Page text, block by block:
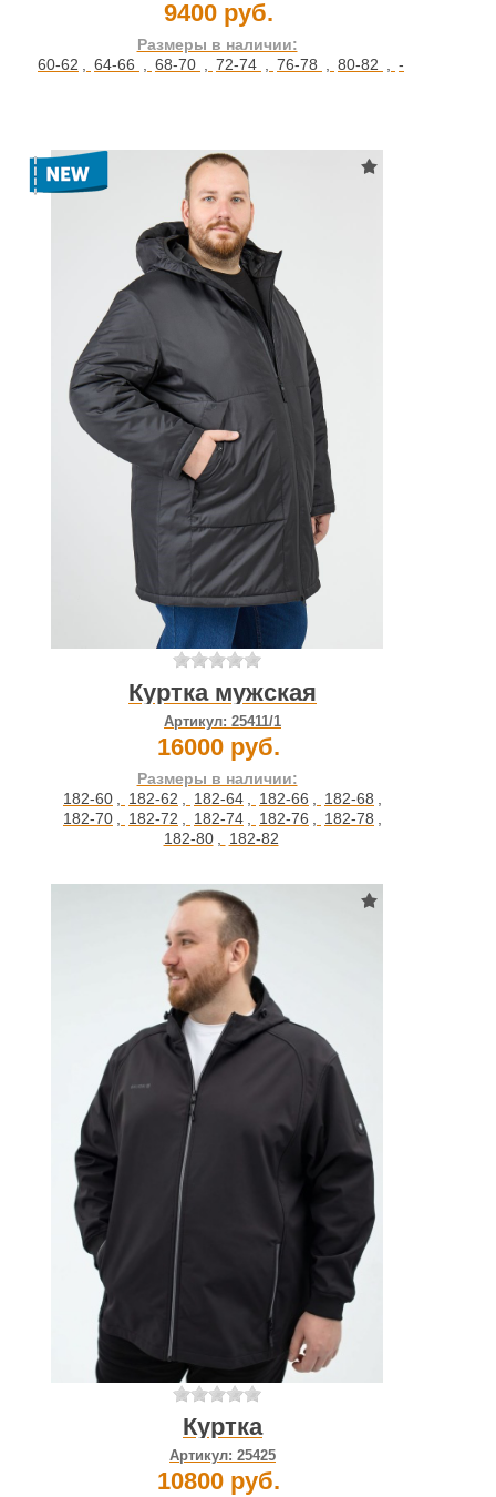
9400 руб.
Размеры в наличии:
60-62 , 64-66 , 68-70 , 72-74 , 76-78 , 80-82 , -
Куртка мужская
Артикул: 25411/1
16000 руб.
Размеры в наличии:
182-60
182-62 182-64 182-66 182-68
182-70
182-72 182-74 182-76 182-78
182-80
182-82
Куртка
Артикул: 25425
10800 руб.